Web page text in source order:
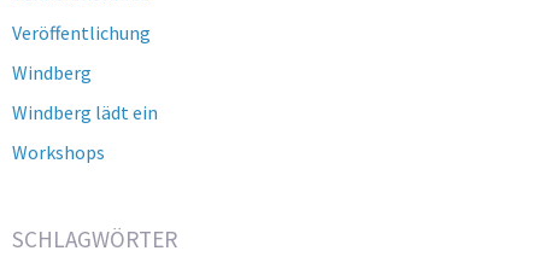
Veröffentlichung
Windberg
Windberg lädt ein
Workshops
SCHLAGWÖRTER